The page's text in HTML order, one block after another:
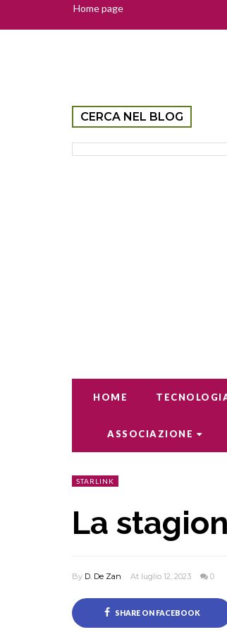
Home page
CERCA NEL BLOG
HOME
ASSOCIAZIONE
STARLINK
La
By D. De Zan At luglio 12, 2023 0
SHARE ON FACEBOOK